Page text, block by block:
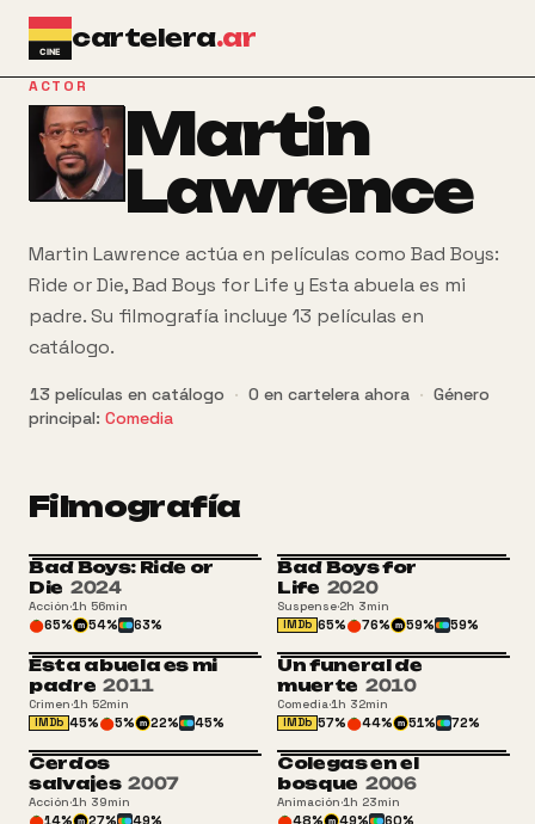
Ir al contenido principal
cartelera.ar
ACTOR
Martin
Lawrence
Martin Lawrence actúa en películas como Bad Boys:
Ride or Die, Bad Boys for Life y Esta abuela es mi
padre. Su filmografía incluye 13 películas en
catálogo.
13 películas en catálogo · 0 en cartelera ahora · Género
principal: Comedia
Filmografía
Bad Boys: Ride or
Die 2024
Acción·1h 56min
65% m 54% 63%
Bad Boys for
Life 2020
Suspense·2h 3min
IMDb 65% 76% m 59% 59%
Esta abuela es mi
padre 2011
Crimen·1h 52min
IMDb 45% 5% m 22% 45%
Un funeral de
muerte 2010
Comedia·1h 32min
IMDb 57% 44% m 51% 72%
Cerdos
salvajes 2007
Acción·1h 39min
14% m 27% 49%
Colegas en el
bosque 2006
Animación·1h 23min
48% m 49% 60%